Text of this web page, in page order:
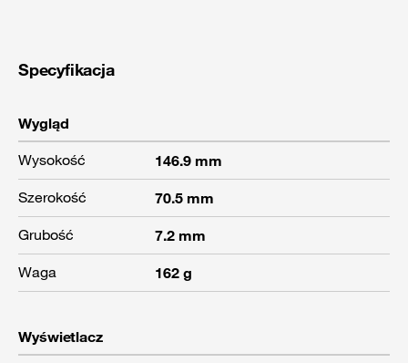
Specyfikacja
Wygląd
Wysokość
146.9 mm
Szerokość
70.5 mm
Grubość
7.2 mm
Waga
162 g
Wyświetlacz